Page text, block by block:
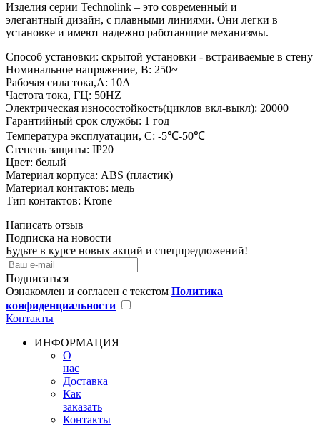
Изделия серии Technolink – это современный и
элегантный дизайн, с плавными линиями. Они легки в
установке и имеют надежно работающие механизмы.
Способ установки: скрытой установки - встраиваемые в стену
Номинальное напряжение, В: 250~
Рабочая сила тока,A: 10A
Частота тока, ГЦ: 50HZ
Электрическая износостойкость(циклов вкл-выкл): 20000
Гарантийный срок службы: 1 год
Температура эксплуатации, C: -5℃-50℃
Степень защиты: IP20
Цвет: белый
Материал корпуса: ABS (пластик)
Материал контактов: медь
Тип контактов: Krone
Написать отзыв
Подписка на новости
Будьте в курсе новых акций и спецпредложений!
Подписаться
Ознакомлен и согласен с текстом Политика
конфиденциальности
Контакты
ИНФОРМАЦИЯ
О
нас
Доставка
Как
заказать
Контакты